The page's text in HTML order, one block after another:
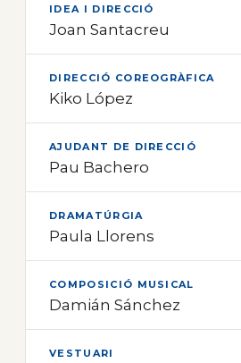
IDEA I DIRECCIÓ
Joan Santacreu
DIRECCIÓ COREOGRÀFICA
Kiko López
AJUDANT DE DIRECCIÓ
Pau Bachero
DRAMATÚRGIA
Paula Llorens
COMPOSICIÓ MUSICAL
Damián Sánchez
VESTUARI